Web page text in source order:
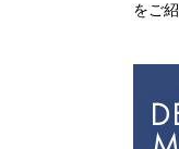
をご紹